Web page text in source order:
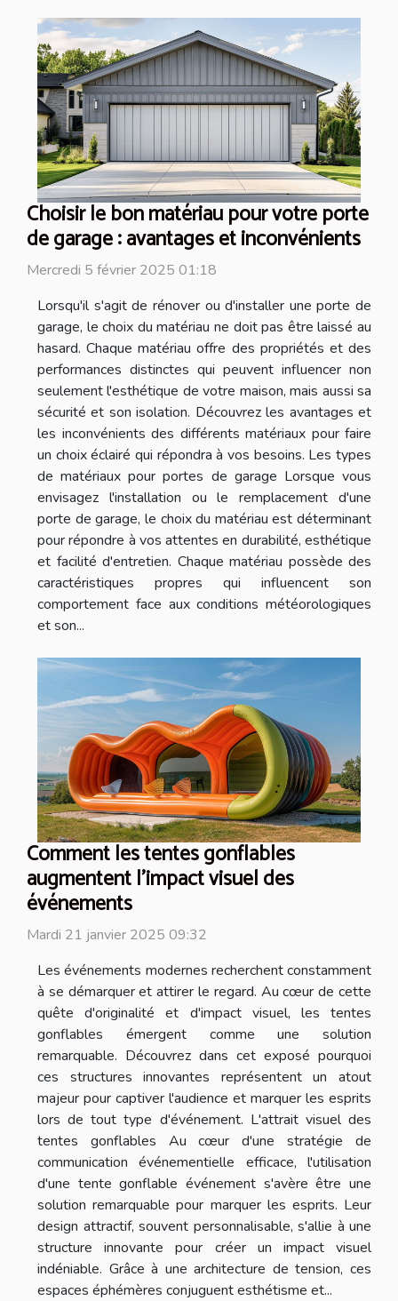
Choisir le bon matériau pour votre porte
de garage : avantages et inconvénients
Mercredi 5 février 2025 01:18
Lorsqu'il s'agit de rénover ou d'installer une porte de
garage, le choix du matériau ne doit pas être laissé au
hasard. Chaque matériau offre des propriétés et des
performances distinctes qui peuvent influencer non
seulement l'esthétique de votre maison, mais aussi sa
sécurité et son isolation. Découvrez les avantages et
les inconvénients des différents matériaux pour faire
un choix éclairé qui répondra à vos besoins. Les types
de matériaux pour portes de garage Lorsque vous
envisagez l'installation ou le remplacement d'une
porte de garage, le choix du matériau est déterminant
pour répondre à vos attentes en durabilité, esthétique
et facilité d'entretien. Chaque matériau possède des
caractéristiques propres qui influencent son
comportement face aux conditions météorologiques
et son...
Comment les tentes gonflables
augmentent l'impact visuel des
événements
Mardi 21 janvier 2025 09:32
Les événements modernes recherchent constamment
à se démarquer et attirer le regard. Au cœur de cette
quête d'originalité et d'impact visuel, les tentes
gonflables émergent comme une solution
remarquable. Découvrez dans cet exposé pourquoi
ces structures innovantes représentent un atout
majeur pour captiver l'audience et marquer les esprits
lors de tout type d'événement. L'attrait visuel des
tentes gonflables Au cœur d'une stratégie de
communication événementielle efficace, l'utilisation
d'une tente gonflable événement s'avère être une
solution remarquable pour marquer les esprits. Leur
design attractif, souvent personnalisable, s'allie à une
structure innovante pour créer un impact visuel
indéniable. Grâce à une architecture de tension, ces
espaces éphémères conjuguent esthétisme et...